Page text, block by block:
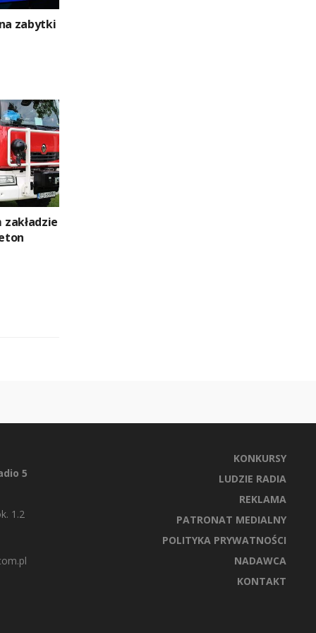
zabytki
5
1.2
KONKURSY
LUDZIE RADIA
REKLAMA
PATRONAT MEDIALNY
POLITYKA PRYWATNOŚCI
NADAWCA
KONTAKT